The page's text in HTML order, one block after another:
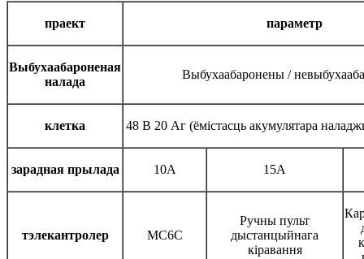
праект параметр
Выбухаабароненая
налада
Выбухаабаронены /
клетка 48 В 20 Аг (ёмістасць акумулятара
зарадная прылада 10А 15А
тэлекантролер MC6C
Ручны пульт
дыстанцыйнага
кіравання